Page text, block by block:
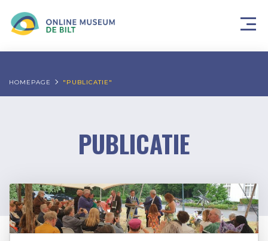
HOMEPAGE "PUBLICATIE"
PUBLICATIE